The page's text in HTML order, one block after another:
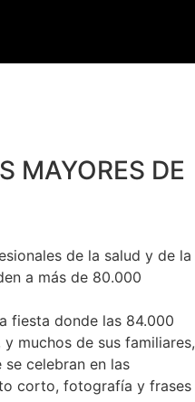
MAYORES DE
de la salud y de la
a más de 80.000
fiesta donde las 84.000
muchos de sus familiares,
celebran en las
corto, fotografía y frases